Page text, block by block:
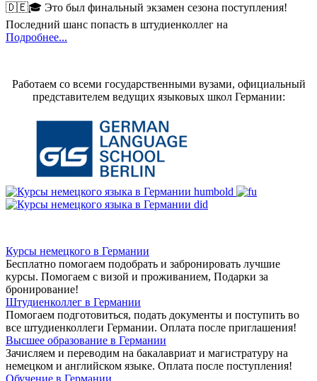
🇩🇪🎓 Это был финальный экзамен сезона поступления!
Последний шанс попасть в штудиенколлег на
Подробнее...
Работаем со всеми государственными вузами, официальный
представителем ведущих языковых школ Германии:
Курсы немецкого в Германии
Бесплатно помогаем подобрать и забронировать лучшие
курсы. Помогаем с визой и проживанием, Подарки за
бронирование!
Штудиенколлег в Германии
Помогаем подготовиться, подать документы и поступить во
все штудиенколлеги Германии. Оплата после приглашения!
Высшее образование в Германии
Зачисляем и переводим на бакалавриат и магистратуру на
немецком и английском языке. Оплата после поступления!
Обучение в Германии